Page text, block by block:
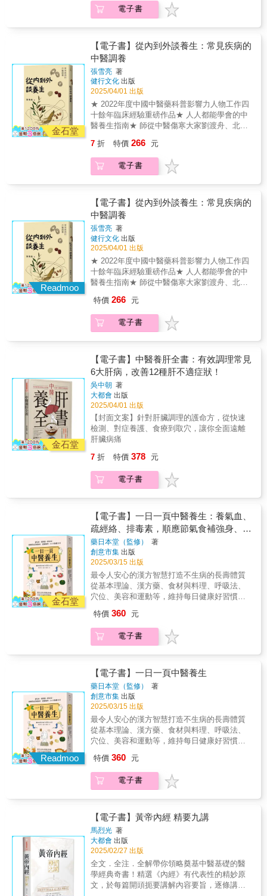
然迎接身心蛻變，活出自在與喜悅▍關於生
長、生育、生命、生活的健康全書依照性別養
養，把握時機調整偏頗體質，並順應四時節律
來怡然養生⎯⎯⎯本書將逐步分享如何在每個生
命階段，專注享受過程，用心照顧自己，找到
健康長壽的不二法門。本書特色◎首創理論：
提出男女三大身心發展關鍵期與八個生命週
期，完整剖析健康藍圖。◎中西醫結合：深入
分析不同性別的生理週期特徵與潛在問題，提
供專屬照護與飲食指南。◎古今融合：取經古
籍智慧，依年齡分段設計改善體質、維持健康
的運動建議與食療方。◎藥食同源：精選多道
兼具營養與療效的料理，包括男女轉骨方、滋
補臟腑佳餚、月子調養菜單、腹部大掃除食譜
等，貫徹以食補代替藥補，以廚房代替藥房的
核心精神。
電子書
金石堂
【電子書】從內到外談養生：常見疾病的
中醫調養
張雪亮 著
健行文化 出版
2025/04/01 出版
★ 2022年度中國中醫藥科普影響力人物工作四
十餘年臨床經驗重磅作品★ 人人都能學會的中
醫養生指南★ 師從中醫傷寒大家劉渡舟、北京
腎病、肺病、雜病……常見百病隨手查 這是一
本中醫入門書，作者從中醫視角出發，引經據
典，結合多年的救治經驗，以及向傷寒大師劉
疾病的辦法。 生活中的口苦、打嗝、便祕、失
眠、結節、息肉、尿頻、感冒、咳嗽等，本書
都有所涉及。此外，本書還專門補充了針對兒
童與女性常見問題的應對方法，並添加了數則
實用的驗案。擁有本書，很多常見問題都將迎
的？ 早餐不可不吃 晚餐不宜過飽、過晚 哪些
信號提示你需要養胃了？ 如何應對胃潰瘍？ 適
合胃病患者的幾款藥膳 便祕危害多 先睡心，後
睡眼： 失眠名方酸棗仁湯 睡不著的食療方 穴
氣常順，百病自退 萬病生於鬱，中醫治鬱有良
方 解鬱名方小柴胡湯 氣鬱重在自我調節 男女
都有更年期 讓人開心的悅心方 重要而脆弱的
飲 乾咳不一定是陰虛 治療咳嗽的常用藥 治喘
莫忘腎，腎強喘自息 腎虛咳喘怎麼治療？ 慢性
咽炎的代茶飲
7 折 特價 266 元
電子書
Readmoo
【電子書】從內到外談養生：常見疾病的
中醫調養
張雪亮 著
健行文化 出版
2025/04/01 出版
★ 2022年度中國中醫藥科普影響力人物工作四
十餘年臨床經驗重磅作品★ 人人都能學會的中
醫養生指南★ 師從中醫傷寒大家劉渡舟、北京
腎病、肺病、雜病……常見百病隨手查 這是一
本中醫入門書，作者從中醫視角出發，引經據
典，結合多年的救治經驗，以及向傷寒大師劉
疾病的辦法。 生活中的口苦、打嗝、便祕、失
眠、結節、息肉、尿頻、感冒、咳嗽等，本書
都有所涉及。此外，本書還專門補充了針對兒
童與女性常見問題的應對方法，並添加了數則
實用的驗案。擁有本書，很多常見問題都將迎
的？ 早餐不可不吃 晚餐不宜過飽、過晚 哪些
信號提示你需要養胃了？ 如何應對胃潰瘍？ 適
合胃病患者的幾款藥膳 便祕危害多 先睡心，後
睡眼： 失眠名方酸棗仁湯 睡不著的食療方 穴
氣常順，百病自退 萬病生於鬱，中醫治鬱有良
方 解鬱名方小柴胡湯 氣鬱重在自我調節 男女
都有更年期 讓人開心的悅心方 重要而脆弱的
飲 乾咳不一定是陰虛 治療咳嗽的常用藥 治喘
莫忘腎，腎強喘自息 腎虛咳喘怎麼治療？ 慢性
咽炎的代茶飲
特價 266 元
電子書
金石堂
【電子書】中醫養肝全書：有效調理常見
6大肝病，改善12種肝不適症狀！
吳中朝 著
大都會 出版
2025/04/01 出版
【封面文案】針對肝臟調理的護命方，從快速
檢測、對症養護、食療到取穴，讓你全面遠離
肝臟病痛
7 折 特價 378 元
電子書
金石堂
【電子書】一日一頁中醫養生：養氣血、
疏經絡、排毒素，順應節氣食補強身、運
動按摩，365天保健全書
藥日本堂（監修）
著
創意市集 出版
2025/03/15 出版
最令人安心的漢方智慧 打造不生病的長壽體質
從基本理論、漢方藥、食材與料理、呼吸法、
穴位、美容和運動等，維持每日健康好習慣！
月～2月：年初聚會多又易暴飲暴食，食補輔以
腳底按摩，顧胃又消腫…… 3月～4月：春季著
重養肝，用綠色蔬菜排毒，幫助體內氣血循環
月：暑氣侵襲水分流失快，清熱的薄荷能幫助
降溫，保護心血管…… 9月～10月：入秋日照短
易引發焦慮，深呼吸調息養肺，吃咖哩排憂養
脾…… 11月～12月：泡湯、足浴，做伸展暢通
末梢，慎防四肢冰冷、寒邪入侵…… 立春、雨
水、驚蟄、春分、清明、穀雨；立夏、小滿、
芒種、夏至、小暑、大暑 立秋、處暑、白露、
秋分、寒露、霜降；立冬、小雪、大雪、冬
至、小寒、大寒 春夏秋冬，365天每日一則中醫
【本書特色】 從中醫基本原理出發，到穴位按
摩、季節藥膳、運動和瑜伽伸展… 本書以漢方
概念，提供全年的日常保健，打造健全的肝心
脾肺腎， 改善身體僵硬、憂鬱倦怠、胃腸不
適、偏頭痛與過敏等惱人問題， 並給出藥食同
源的食療解方，傳統融合現代，自在掌握樂活
祕訣。 通暢氣血，強健五臟功能，提高身體免
疫力。 每天細微的調養改變，實現不生病健康
複利！
特價 360 元
電子書
Readmoo
【電子書】一日一頁中醫養生
藥日本堂（監修）
著
創意市集 出版
2025/03/15 出版
最令人安心的漢方智慧 打造不生病的長壽體質
從基本理論、漢方藥、食材與料理、呼吸法、
穴位、美容和運動等，維持每日健康好習慣！
月～2月：年初聚會多又易暴飲暴食，食補輔以
腳底按摩，顧胃又消腫…… 3月～4月：春季著
重養肝，用綠色蔬菜排毒，幫助體內氣血循環
月：暑氣侵襲水分流失快，清熱的薄荷能幫助
降溫，保護心血管…… 9月～10月：入秋日照短
易引發焦慮，深呼吸調息養肺，吃咖哩排憂養
脾…… 11月～12月：泡湯、足浴，做伸展暢通
末梢，慎防四肢冰冷、寒邪入侵…… 立春、雨
水、驚蟄、春分、清明、穀雨；立夏、小滿、
芒種、夏至、小暑、大暑 立秋、處暑、白露、
秋分、寒露、霜降；立冬、小雪、大雪、冬
特價 360 元
電子書
【電子書】黃帝內經 精要九講
馬烈光 著
大都會 出版
2025/02/27 出版
全文．全注．全解帶你領略奠基中醫基礎的醫
學經典奇書！精選《內經》有代表性的精妙原
文，於每篇開頭扼要講解內容要旨，逐條講解